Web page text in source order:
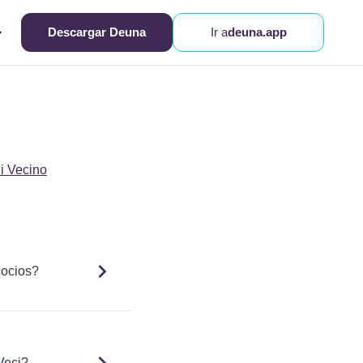
Descargar Deuna Ir adeuna.app
Vecino